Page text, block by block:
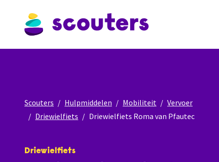
Scouters Hulpmiddelen Mobiliteit
Vervoer
Driewielfiets
Driewielfiets Roma van Pfautec
Driewielfiets